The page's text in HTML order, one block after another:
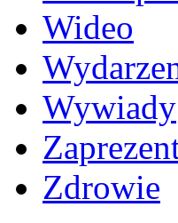
Wideo
Wywiady
Zdrowie